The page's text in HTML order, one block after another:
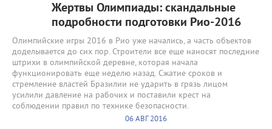
Жертвы Олимпиады: скандальные
подробности подготовки Рио-2016
Олимпийские игры 2016 в Рио уже начались, а часть объектов
доделывается до сих пор. Строители все еще наносят последние
штрихи в олимпийской деревне, которая начала
функционировать еще неделю назад. Сжатие сроков и
стремление властей Бразилии не ударить в грязь лицом
усилили давление на рабочих и поставили крест на
соблюдении правил по технике безопасности.
06 АВГ 2016